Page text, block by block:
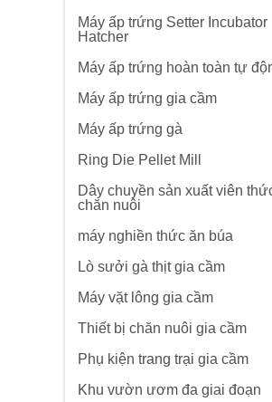
Máy ấp trứng Setter Incubator
Hatcher
Máy ấp trứng hoàn toàn tự
Máy ấp trứng gia cầm
Máy ấp trứng gà
Ring Die Pellet Mill
Dây chuyền sản xuất viên
chăn nuôi
máy nghiền thức ăn búa
Lò sưởi gà thịt gia cầm
Máy vặt lông gia cầm
Thiết bị chăn nuôi gia cầm
Phụ kiện trang trại gia cầm
Khu vườn ươm đa giai đoạn